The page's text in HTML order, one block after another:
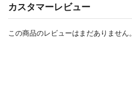
カスタマーレビュー
この商品のレビューはまだありません。